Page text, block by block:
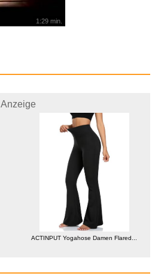
(Jubiläumsed...
Anzeige
1:29 min.
Anzeige
ACTINPUT Yogahose Damen Flared...